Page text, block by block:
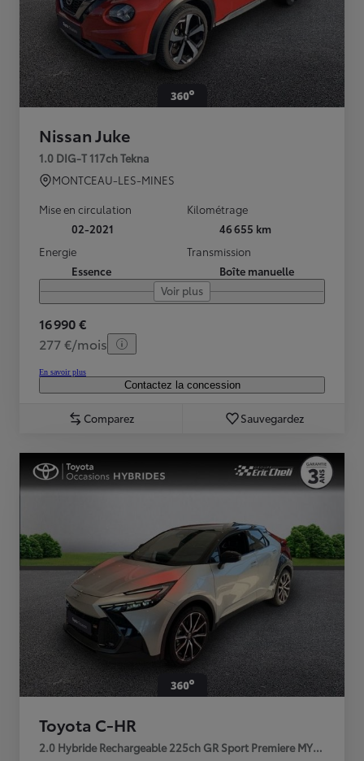
Nissan Juke
1.0 DIG-T 117ch Tekna
MONTCEAU-LES-MINES
Mise en circulation
02-2021
Kilométrage
46 655 km
Energie
Essence
Transmission
Boîte manuelle
Voir plus
16 990 €
277 €/mois
En savoir plus
Contactez la concession
Comparez Sauvegardez
Toyota C-HR
2.0 Hybride Rechargeable 225ch GR Sport Premiere MY25